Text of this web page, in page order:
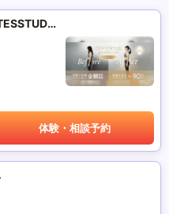
ピラティススタジオ デップ (PILATESSTUDIO DEP)
体験・相談予約